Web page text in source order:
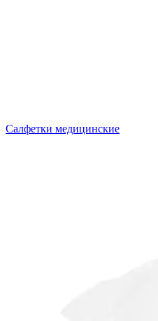
Салфетки медицинские